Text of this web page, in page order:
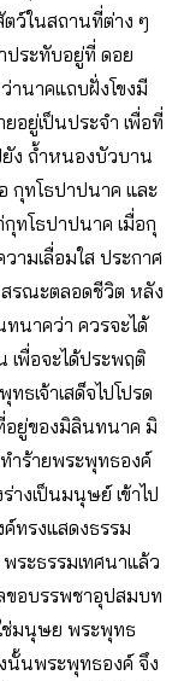
ตว์ในสถานที่ต่าง ๆ
ประทับอยู่ที่ ดอย
นาคแถบฝั่งโขงมี
ยู่เป็นประจํา เพื่อที่
ยัง ถ้ำหนองบัวบาน
กุทโธปาปนาค และ
ทโธปาปนาค เมื่อกุ
ามเลื่อมใส ประกาศ
รณะตลอดชีวิต หลัง
นาคว่า ควรจะได้
เพื่อจะได้ประพฤติ
ธเจ้าเสด็จไปโปรด
อยู่ของมิลินทนาค มิ
าร้ายพระพุทธองค์
างเป็นมนุษย์ เข้าไป
ทรงแสดงธรรม
ระธรรมเทศนาแล้ว
ขอบรรพชาอุปสมบท
ช่มนุษย พระพุทธ
นั้นพระพุทธองค์ จึง